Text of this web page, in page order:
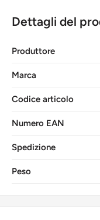
Dettagli del
Produttore
Marca
Codice articolo
Numero EAN
Spedizione
Peso